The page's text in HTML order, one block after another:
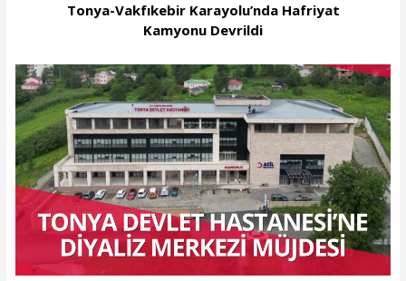
Tonya-Vakfıkebir Karayolu’nda Hafriyat
Kamyonu Devrildi